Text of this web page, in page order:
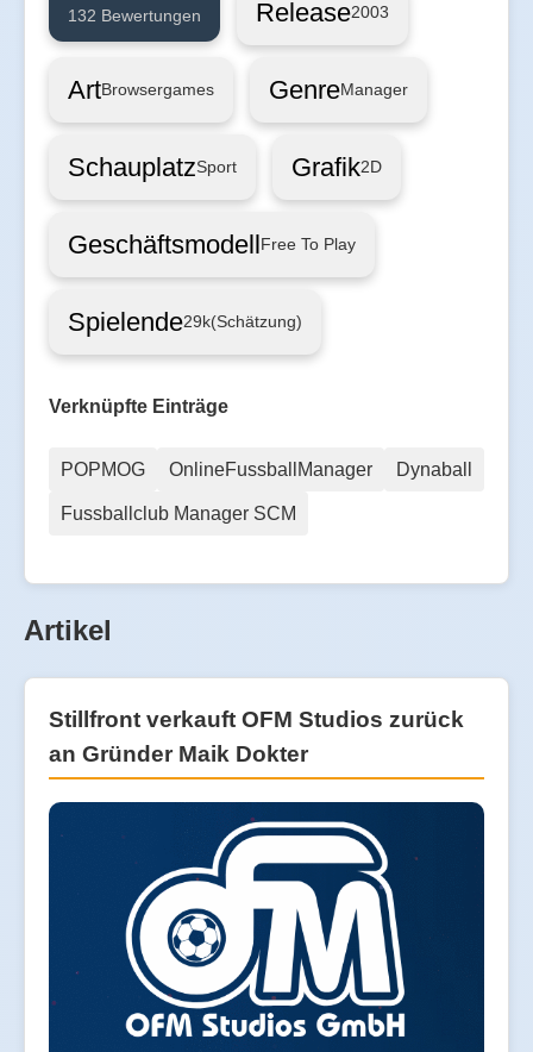
132 Bewertungen Release2003
ArtBrowsergames GenreManager
SchauplatzSport Grafik2D
GeschäftsmodellFree To Play
Spielende29k(Schätzung)
Verknüpfte Einträge
POPMOG OnlineFussballManager Dynaball
Fussballclub Manager SCM
Artikel
Stillfront verkauft OFM Studios zurück
an Gründer Maik Dokter